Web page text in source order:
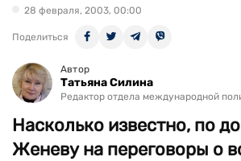
28 февраля, 2003, 00:00
Поделиться
Автор
Татьяна Силина
Редактор отдела международной
Насколько известно, по
Женеву на переговоры о